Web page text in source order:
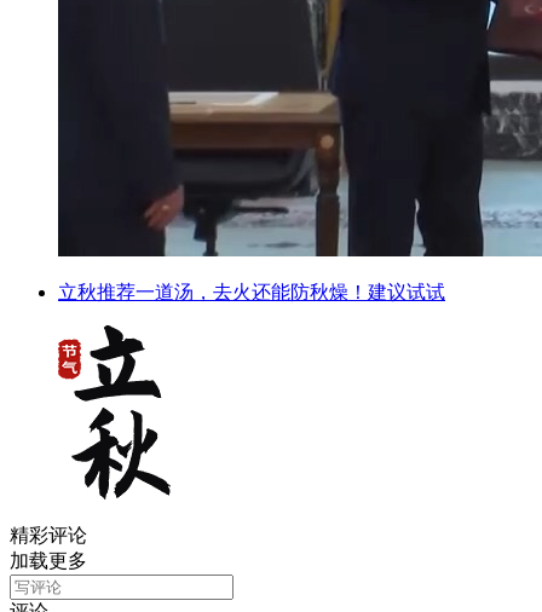
立秋推荐一道汤，去火还能防秋燥！建议试试
精彩评论
加载更多